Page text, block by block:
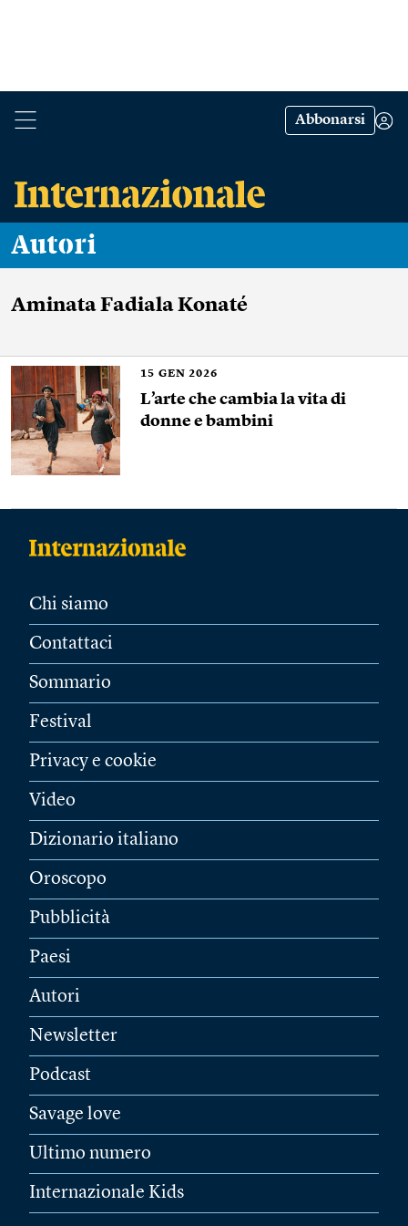
Abbonarsi
Autori
Aminata Fadiala Konaté
15 GEN 2026
L’arte che cambia la vita di
donne e bambini
Chi siamo
Contattaci
Sommario
Festival
Privacy e cookie
Video
Dizionario italiano
Oroscopo
Pubblicità
Paesi
Autori
Newsletter
Podcast
Savage love
Ultimo numero
Internazionale Kids